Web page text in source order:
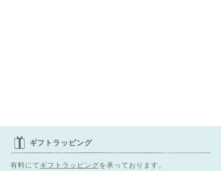
ギフトラッピング
有料にて ギフトラッピングを承っております。